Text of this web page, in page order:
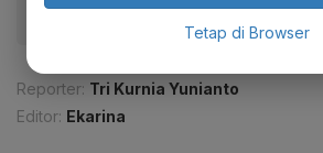
Reporter: Tri Kurnia Yunianto
Editor: Ekarina
Tetap di Browser